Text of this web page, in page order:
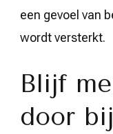
een gevoel van
wordt versterkt.
Blijf
door